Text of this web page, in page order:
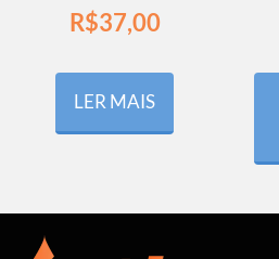
R$37,00
LER MAIS